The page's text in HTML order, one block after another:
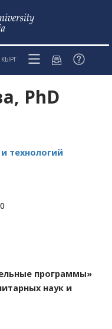
КЫРГ
PhD
технологий
программы»
наук и